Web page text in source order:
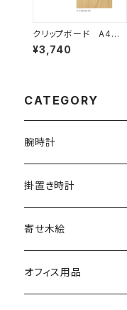
クリップボード A4サ
イズ
¥3,740
CATEGORY
腕時計
文字盤シングルタイプ
シルバーリングタイプ
シルバーリングタイプ
文字盤ツートンタイプ
掛置き時計
ふくろう時計
振り子時計
寄せ木絵
ふくろう
オフィス用品